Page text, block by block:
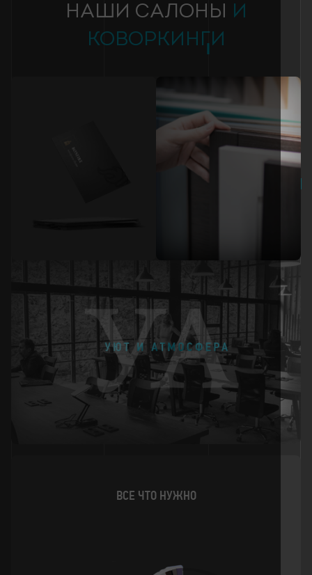
НАШИ САЛОНЫ И
КОВОРКИНГИ
ВСЕ ЧТО НУЖНО